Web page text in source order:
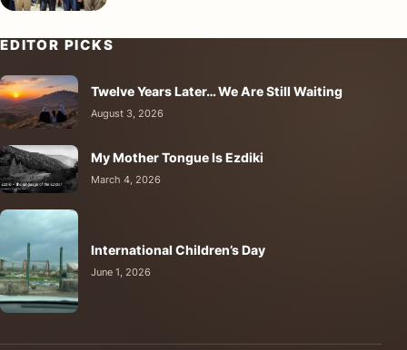
EDITOR PICKS
Twelve Years Later… We Are Still Waiting
August 3, 2026
My Mother Tongue Is Ezdiki
March 4, 2026
International Children’s Day
June 1, 2026